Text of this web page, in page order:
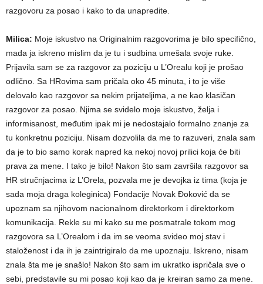
razgovoru za posao i kako to da unapredite.
Milica: Moje iskustvo na Originalnim razgovorima je bilo specifično,
mada ja iskreno mislim da je tu i sudbina umešala svoje ruke.
Prijavila sam se za razgovor za poziciju u L’Orealu koji je prošao
odlično. Sa HRovima sam pričala oko 45 minuta, i to je više
delovalo kao razgovor sa nekim prijateljima, a ne kao klasičan
razgovor za posao. Njima se svidelo moje iskustvo, želja i
informisanost, međutim ipak mi je nedostajalo formalno znanje za
tu konkretnu poziciju. Nisam dozvolila da me to razuveri, znala sam
da je to bio samo korak napred ka nekoj novoj prilici koja će biti
prava za mene. I tako je bilo! Nakon što sam završila razgovor sa
HR stručnjacima iz L’Orela, pozvala me je devojka iz tima (koja je
sada moja draga koleginica) Fondacije Novak Đoković da se
upoznam sa njihovom nacionalnom direktorkom i direktorkom
komunikacija. Rekle su mi kako su me posmatrale tokom mog
razgovora sa L’Orealom i da im se veoma svideo moj stav i
staloženost i da ih je zaintrigiralo da me upoznaju. Iskreno, nisam
znala šta me je snašlo! Nakon što sam im ukratko ispričala sve o
sebi, predstavile su mi posao koji kao da je kreiran samo za mene.